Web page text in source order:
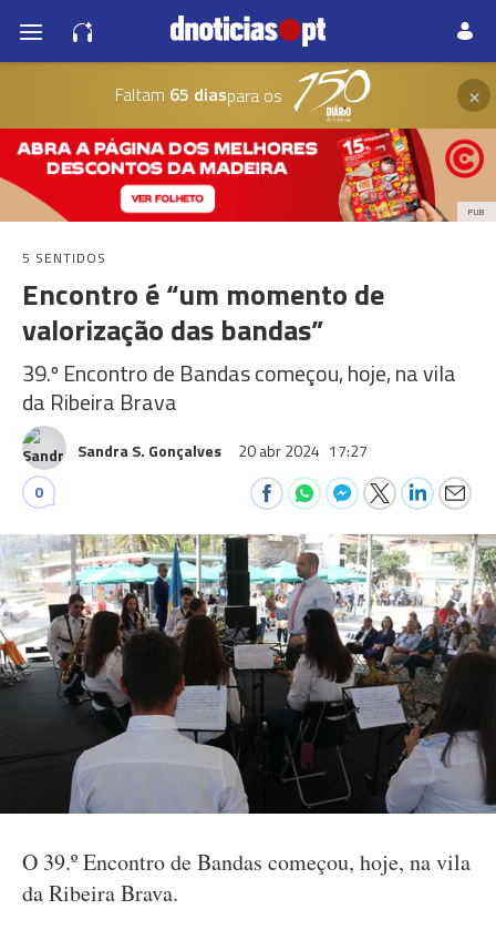
Faltam 65 diaspara os ×
PUB
5 SENTIDOS
Encontro é “um momento de
valorização das bandas”
39.º Encontro de Bandas começou, hoje, na vila
da Ribeira Brava
Sandra S. Gonçalves 20 abr 2024 17:27
0
O 39.º Encontro de Bandas começou, hoje, na vila
da Ribeira Brava.